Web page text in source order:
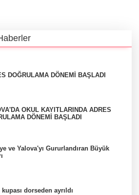
DOĞRULAMA DÖNEMİ BAŞLADI
OKUL KAYITLARINDA ADRES
DÖNEMİ BAŞLADI
ve Yalova'yı Gururlandıran Büyük
kupası dorseden ayrıldı